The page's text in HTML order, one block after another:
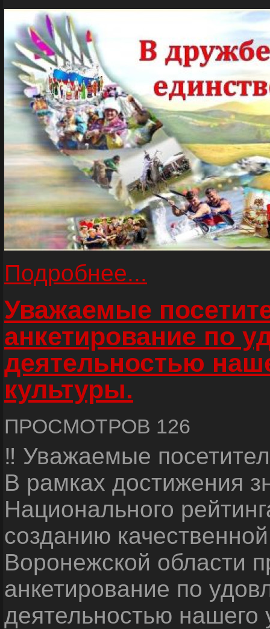
Подробнее...
Уважаемые
анкетирование по
деятельностью
культуры.
ПРОСМОТРОВ 126
‼ Уважаемые
В рамках достижения
Национального
созданию
Воронежской области
анкетирование по
деятельностью нашего